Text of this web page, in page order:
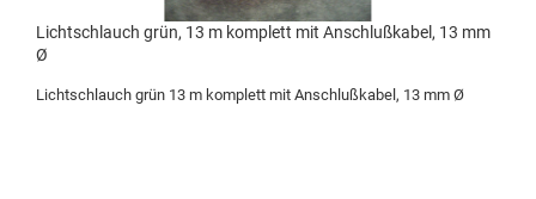
Lichtschlauch grün, 13 m komplett mit Anschlußkabel, 13 mm
Ø
Lichtschlauch grün 13 m komplett mit Anschlußkabel, 13 mm Ø